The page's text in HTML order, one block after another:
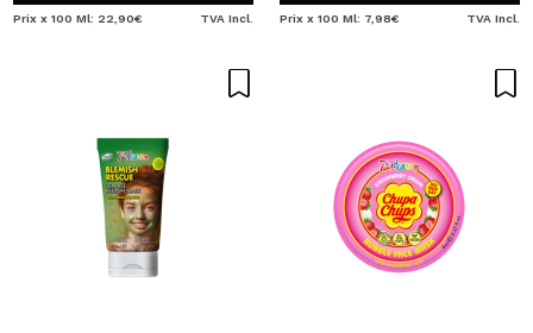
Prix x 100 Ml: 22,90€ TVA Incl. Prix x 100 Ml: 7,98€ TVA Incl.